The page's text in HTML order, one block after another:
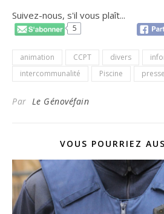
Suivez-nous, s'il vous plaît...
5
animation CCPT divers
intercommunalité
Piscine presse
Par Le Génovéfain
VOUS POURRIEZ